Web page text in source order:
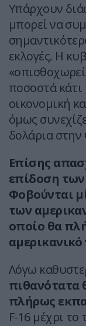
Υπάρχουν
μπορεί να
εκλογές. Η
ποσοστά κάτι
οικονομική
όμως
δολάρια στην
Επίσης
επίδοση
Φοβούνται
των
οποίο θα
Λόγω
πιθανότατα
πλήρως
F-16 μέχρι το